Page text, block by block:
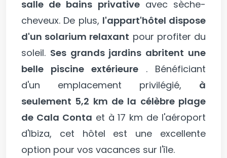
salle de bains privativeavec sèche-
cheveux. De plus, l'appart'hôtel dispose
d'un solarium relaxant pour profiter du
soleil. Ses grands jardins abritent une
belle piscine extérieure . Bénéficiant
d'un emplacement privilégié, à
seulement 5,2 km de la célèbre plage
de Cala Conta et à 17 km de l'aéroport
d'Ibiza, cet hôtel est une excellente
option pour vos vacances sur l'île.